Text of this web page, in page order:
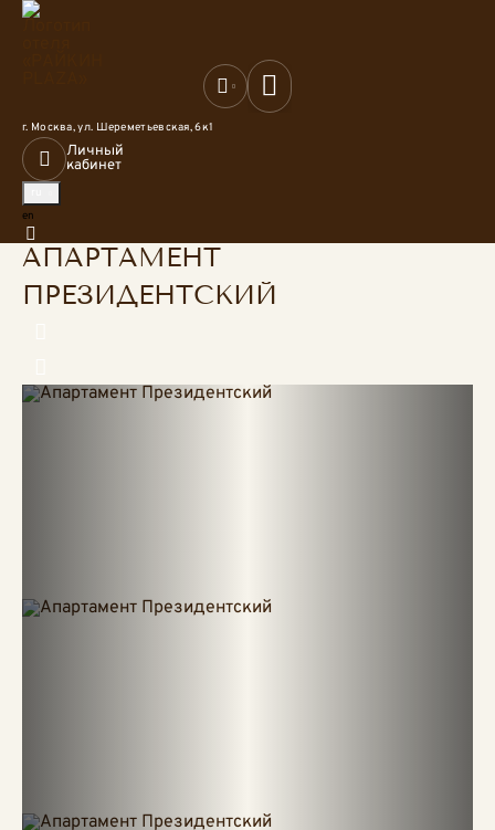
г. Москва,ул. Шереметьевская, 6к1
Личный
кабинет
English
en
TravelLine: Platform
Главная
АПАРТАМЕНТ
ПРЕЗИДЕНТСКИЙ